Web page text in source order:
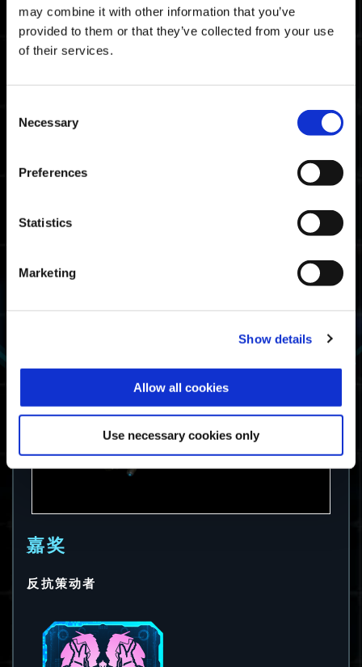
may combine it with other information that you’ve
provided to them or that they’ve collected from your use
of their services.
Selection
Necessary
Preferences
Statistics
Marketing
Show details
Allow all cookies
Use necessary cookies only
嘉奖
反抗策动者